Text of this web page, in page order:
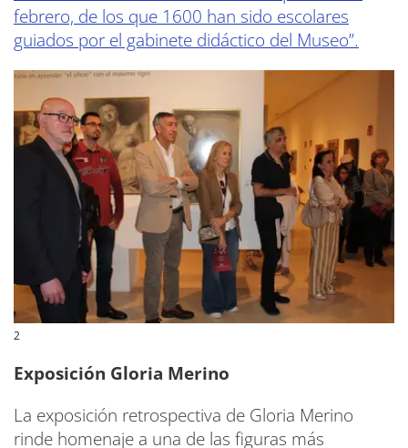
febrero, de los que 1600 han sido escolares
guiados por el gabinete didáctico del Museo”.
2
Exposición Gloria Merino
La exposición retrospectiva de Gloria Merino
rinde homenaje a una de las figuras más